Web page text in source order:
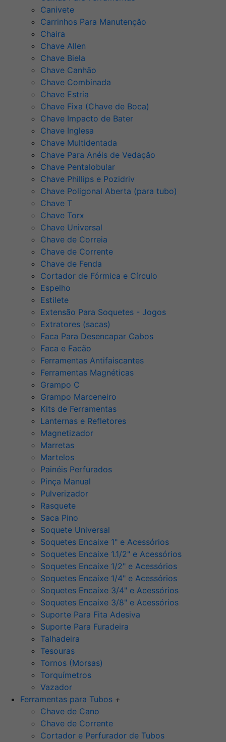
Canivete
Carrinhos Para Manutenção
Chaira
Chave Allen
Chave Biela
Chave Canhão
Chave Combinada
Chave Estria
Chave Fixa (Chave de Boca)
Chave Impacto de Bater
Chave Inglesa
Chave Multidentada
Chave Para Anéis de Vedação
Chave Pentalobular
Chave Phillips e Pozidriv
Chave Poligonal Aberta (para tubo)
Chave T
Chave Torx
Chave Universal
Chave de Correia
Chave de Corrente
Chave de Fenda
Cortador de Fórmica e Círculo
Espelho
Estilete
Extensão Para Soquetes - Jogos
Extratores (sacas)
Faca Para Desencapar Cabos
Faca e Facão
Ferramentas Antifaiscantes
Ferramentas Magnéticas
Grampo C
Grampo Marceneiro
Kits de Ferramentas
Lanternas e Refletores
Magnetizador
Marretas
Martelos
Painéis Perfurados
Pinça Manual
Pulverizador
Rasquete
Saca Pino
Soquete Universal
Soquetes Encaixe 1" e Acessórios
Soquetes Encaixe 1.1/2" e Acessórios
Soquetes Encaixe 1/2" e Acessórios
Soquetes Encaixe 1/4" e Acessórios
Soquetes Encaixe 3/4" e Acessórios
Soquetes Encaixe 3/8" e Acessórios
Suporte Para Fita Adesiva
Suporte Para Furadeira
Talhadeira
Tesouras
Tornos (Morsas)
Torquímetros
Vazador
Ferramentas para Tubos +
Chave de Cano
Chave de Corrente
Cortador e Perfurador de Tubos